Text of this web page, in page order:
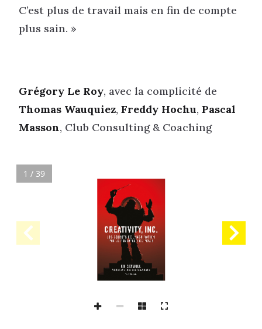
C’est plus de travail mais en fin de compte
plus sain. »
Grégory Le Roy, avec la complicité de
Thomas Wauquiez, Freddy Hochu, Pascal
Masson, Club Consulting & Coaching
1 / 39